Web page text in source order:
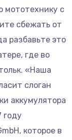
мототехнику с
сбежать от
разбавьте это
где во
«Наша
слоган
аккумулятора
году
которое в